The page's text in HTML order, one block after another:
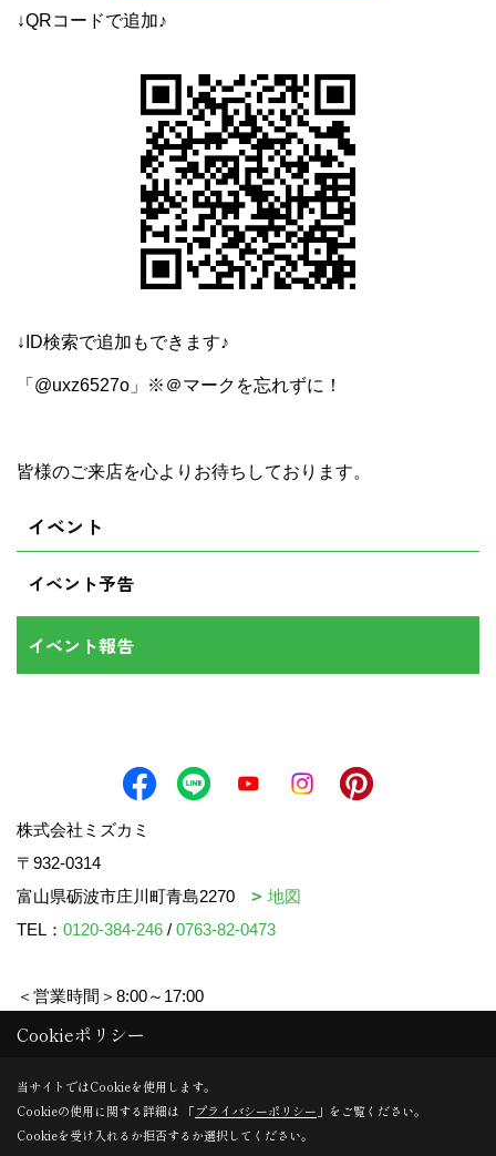
↓QRコードで追加♪
↓ID検索で追加もできます♪
「@uxz6527o」※＠マークを忘れずに！
皆様のご来店を心よりお待ちしております。
イベント
イベント予告
イベント報告
株式会社ミズカミ
〒932-0314
富山県砺波市庄川町青島2270
地図
TEL： 0120-384-246 / 0763-82-0473
＜営業時間＞8:00～17:00
＜定休日＞水曜日・祝日
Copyright (c) mizukami. All Rights Reserved.
Cookieポリシー
当サイトではCookieを使用します。
Cookieの使用に関する詳細は 「プライバシーポリシー 」をご覧ください。
Cookieを受け入れるか拒否するか選択してください。